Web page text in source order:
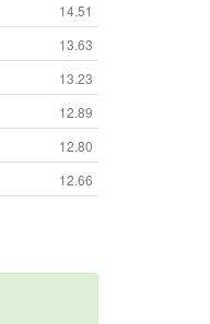
14.51
13.63
13.23
12.89
12.80
12.66